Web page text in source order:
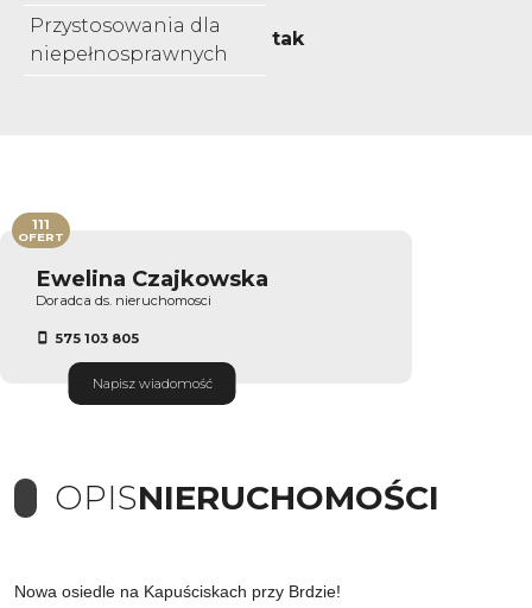
Przystosowania dla
niepełnosprawnych
tak
Ewelina Czajkowska
Doradca ds. nieruchomosci
575 103 805
Napisz wiadomość
111
OFERT
OPISNIERUCHOMOŚCI
Nowa osiedle na Kapuściskach przy Brdzie!